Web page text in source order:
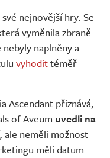
nejnovější hry. Se
vyměnila zbraně
naplněny a
vyhodittéměř
Ascendant přiznává,
of Aveum uvedli na
, ale neměli možnost
měli datum